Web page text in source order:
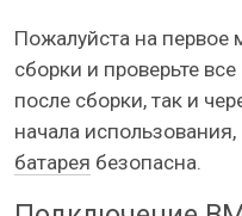
Пожалуйста на первое
сборки и проверьте
после сборки, так и
начала
батарея безопасна.